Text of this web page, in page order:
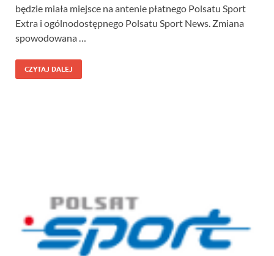
będzie miała miejsce na antenie płatnego Polsatu Sport
Extra i ogólnodostępnego Polsatu Sport News. Zmiana
spowodowana …
CZYTAJ DALEJ